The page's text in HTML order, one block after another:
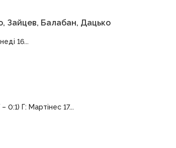
Зайцев, Балабан, Дацько
16...
0:1) Г: Мартінес 17...